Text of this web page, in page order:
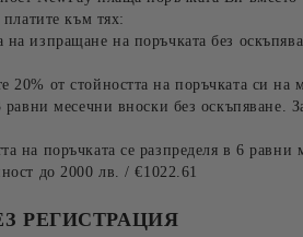
към тях:
изпращане на поръчката без
от стойността на поръчката си на
равни месечни вноски без оскъпяване.
на поръчката се разпределя в 6 равни
до 2000 лв. / €1022.61
РЕГИСТРАЦИЯ